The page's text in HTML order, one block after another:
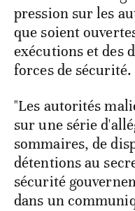
pression sur les
que soient
exécutions et des
forces de sécurité.
"Les autorités
sur une série
sommaires, de
détentions au
sécurité
dans un